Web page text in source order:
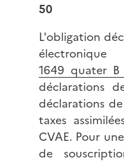
50
L'obligation
1649 quater
déclarations
déclarations
taxes
CVAE. Pour
de